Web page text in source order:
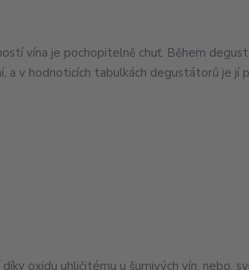
vína je pochopitelně chuť. Během
a v hodnoticích tabulkách degustátorů je jí
oxidu uhličitému u šumivých vín, nebo,